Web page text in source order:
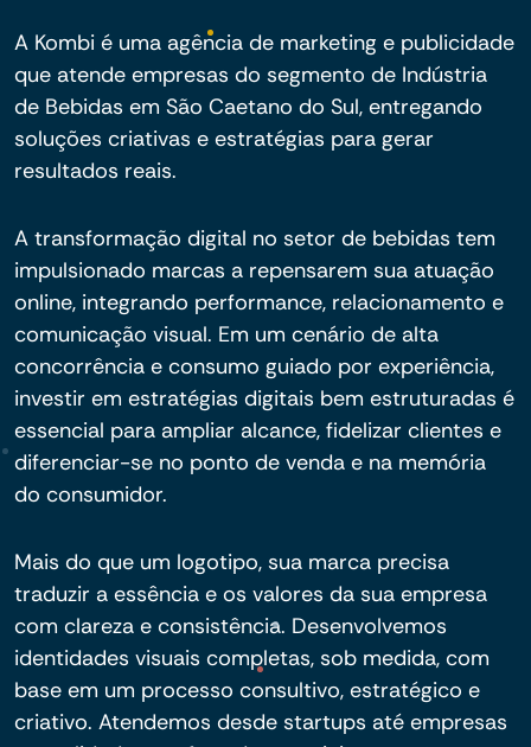
A Kombi é uma agência de marketing e publicidade
que atende empresas do segmento de Indústria
de Bebidas em São Caetano do Sul, entregando
soluções criativas e estratégias para gerar
resultados reais.
A transformação digital no setor de bebidas tem
impulsionado marcas a repensarem sua atuação
online, integrando performance, relacionamento e
comunicação visual. Em um cenário de alta
concorrência e consumo guiado por experiência,
investir em estratégias digitais bem estruturadas é
essencial para ampliar alcance, fidelizar clientes e
diferenciar-se no ponto de venda e na memória
do consumidor.
Mais do que um logotipo, sua marca precisa
traduzir a essência e os valores da sua empresa
com clareza e consistência. Desenvolvemos
identidades visuais completas, sob medida, com
base em um processo consultivo, estratégico e
criativo. Atendemos desde startups até empresas